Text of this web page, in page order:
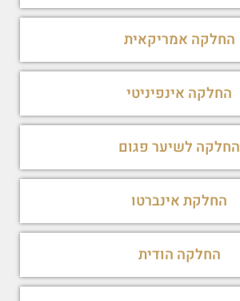
החלקה אמריקאית
החלקה אינפיניטי
החלקה לשיער פגום
החלקת אינברטו
החלקה הודית